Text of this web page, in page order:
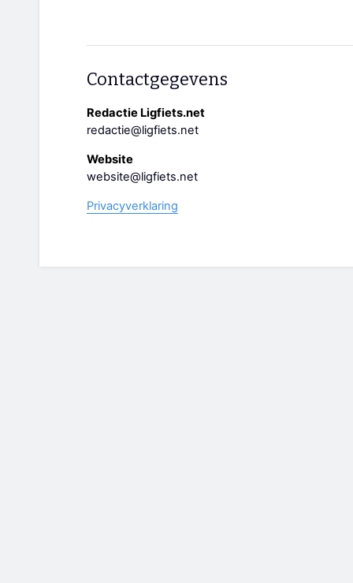
Contactgegevens
Redactie Ligfiets.net
redactie@ligfiets.net
Website
website@ligfiets.net
Privacyverklaring